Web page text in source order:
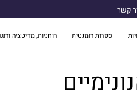
קשר
ספרות רומנטית רוחניות, מדיטציה